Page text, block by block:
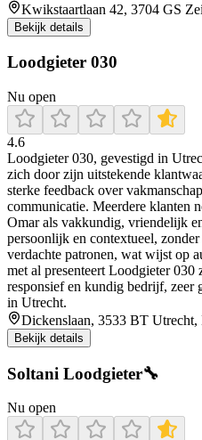
Kwikstaartlaan 42, 3704 GS
Bekijk details
Loodgieter 030
Nu open
4.6
Loodgieter 030, gevestigd in
zich door zijn uitstekende
sterke feedback over
communicatie. Meerdere klanten
Omar als vakkundig, vriendelijk
persoonlijk en contextueel,
verdachte patronen, wat wijst op
met al presenteert Loodgieter 030
responsief en kundig bedrijf, zeer
in Utrecht.
Dickenslaan, 3533 BT Utrecht,
Bekijk details
Soltani Loodgieter🔧
Nu open